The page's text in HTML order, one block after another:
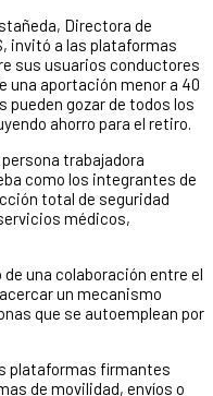
Directora de
invitó a las plataformas
sus usuarios conductores
una aportación menor a 40
pueden gozar de todos los
ahorro para el retiro.
trabajadora
como los integrantes de
total de seguridad
médicos,
una colaboración entre el
un mecanismo
que se autoemplean por
plataformas firmantes
de movilidad, envíos o